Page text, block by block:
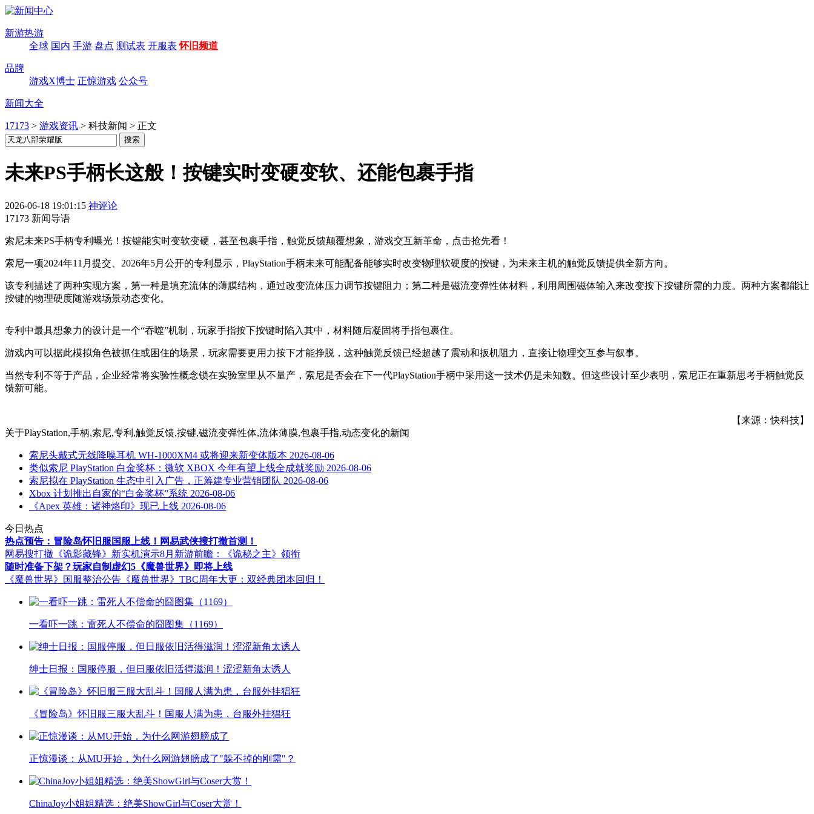
新游热游
全球 国内 手游 盘点 测试表 开服表 怀旧频道
品牌
游戏X博士 正惊游戏 公众号
新闻大全
17173 > 游戏资讯 > 科技新闻 > 正文
未来PS手柄长这般！按键实时变硬变软、还能包裹手指
2026-06-18 19:01:15 神评论
17173 新闻导语
索尼未来PS手柄专利曝光！按键能实时变软变硬，甚至包裹手指，触觉反馈颠覆想象，游戏交互新革命，点击抢先看！
索尼一项2024年11月提交、2026年5月公开的专利显示，PlayStation手柄未来可能配备能够实时改变物理软硬度的按键，为未来主机的触觉反馈提供全新方向。
该专利描述了两种实现方案，第一种是填充流体的薄膜结构，通过改变流体压力调节按键阻力；第二种是磁流变弹性体材料，利用周围磁体输入来改变按下按键所需的力度。两种方案都能让
按键的物理硬度随游戏场景动态变化。
专利中最具想象力的设计是一个“吞噬”机制，玩家手指按下按键时陷入其中，材料随后凝固将手指包裹住。
游戏内可以据此模拟角色被抓住或困住的场景，玩家需要更用力按下才能挣脱，这种触觉反馈已经超越了震动和扳机阻力，直接让物理交互参与叙事。
当然专利不等于产品，企业经常将实验性概念锁在实验室里从不量产，索尼是否会在下一代PlayStation手柄中采用这一技术仍是未知数。但这些设计至少表明，索尼正在重新思考手柄触觉反
馈新可能。
【来源：快科技】
关于PlayStation,手柄,索尼,专利,触觉反馈,按键,磁流变弹性体,流体薄膜,包裹手指,动态变化的新闻
索尼头戴式无线降噪耳机 WH-1000XM4 或将迎来新变体版本 2026-08-06
类似索尼 PlayStation 白金奖杯：微软 XBOX 今年有望上线全成就奖励 2026-08-06
索尼拟在 PlayStation 生态中引入广告，正筹建专业营销团队 2026-08-06
Xbox 计划推出自家的“白金奖杯”系统 2026-08-06
《Apex 英雄：诸神烙印》现已上线 2026-08-06
今日热点
热点预告：冒险岛怀旧服国服上线！网易武侠搜打撤首测！
网易搜打撤《诡影藏锋》新实机演示8月新游前瞻：《诡秘之主》领衔
随时准备下架？玩家自制虚幻5《魔兽世界》即将上线
《魔兽世界》国服整治公告 《魔兽世界》TBC周年大更：双经典团本回归！
一看吓一跳：雷死人不偿命的囧图集（1169）
绅士日报：国服停服，但日服依旧活得滋润！涩涩新角太诱人
《冒险岛》怀旧服三服大乱斗！国服人满为患，台服外挂猖狂
正惊漫谈：从MU开始，为什么网游翅膀成了"躲不掉的刚需"？
ChinaJoy小姐姐精选：绝美ShowGirl与Coser大赏！